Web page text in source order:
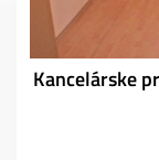
Kancelárske